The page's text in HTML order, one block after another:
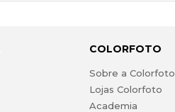
COLORFOTO
Sobre a Colorfoto
Lojas Colorfoto
Academia